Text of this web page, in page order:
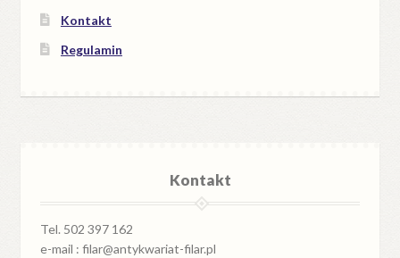
Kontakt
Regulamin
Kontakt
Tel. 502 397 162
e-mail : filar@antykwariat-filar.pl